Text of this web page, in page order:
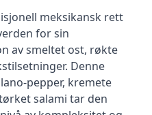
meksikansk rett
for sin
av smeltet ost, røkte
Denne
pepper, kremete
salami tar den